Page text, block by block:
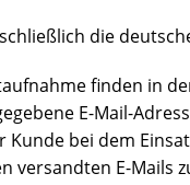
die
finden in
E-Mail-
bei dem
versandten E-Mails